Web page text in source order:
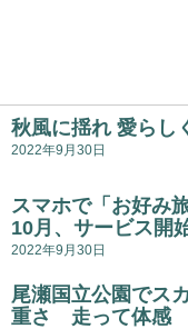
秋風に揺れ 愛らし
2022年9月30日
スマホで「お好
10月、サービス開
2022年9月30日
尾瀬国立公園でス
重さ 走って体感